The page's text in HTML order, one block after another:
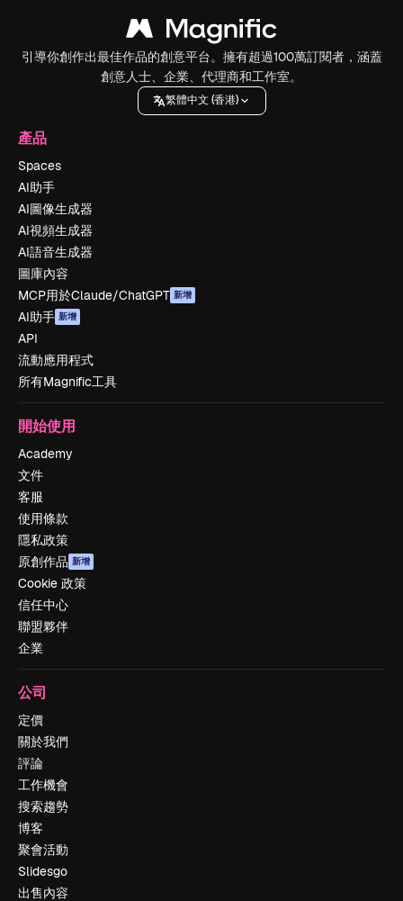
引導你創作出最佳作品的創意平台。擁有超過100萬訂閱者，涵蓋
創意人士、企業、代理商和工作室。
繁體中文 (香港)
產品
Spaces
AI助手
AI圖像生成器
AI視頻生成器
AI語音生成器
圖庫內容
MCP用於Claude/ChatGPT 新增
AI助手 新增
API
流動應用程式
所有Magnific工具
開始使用
Academy
文件
客服
使用條款
隱私政策
原創作品 新增
Cookie 政策
信任中心
聯盟夥伴
企業
公司
定價
關於我們
評論
工作機會
搜索趨勢
博客
聚會活動
Slidesgo
出售內容